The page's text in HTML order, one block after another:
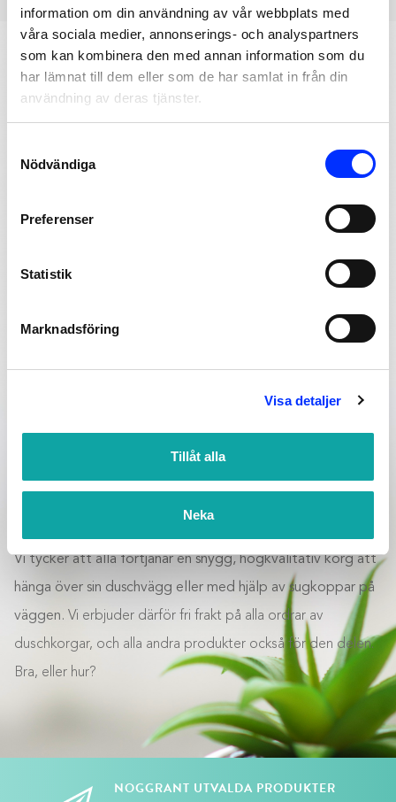
information om din användning av vår webbplats med
våra sociala medier, annonserings- och analyspartners
som kan kombinera den med annan information som du
har lämnat till dem eller som de har samlat in från din
användning av deras tjänster.
Selection
Nödvändiga
Preferenser
Statistik
Marknadsföring
Visa detaljer
Tillåt alla
Neka
VILKET DITT BEHOV AV
DUSCHKORGAR ÄN ÄR KAN VI
PÅ BADMILJÖ ERBJUDA EN
Duschkorg i ett plan eller två plan. För montering på
våra duschkorgar är tillverkade i rostfritt stål eller förkromad
Vi på Badmiljö är övertygade om att en snygg duschkorg
inte bara är väldigt praktisk att ha för förvaring inne i
duschen, men också höjer helhetsintrycket i ditt badrum.
Vi tycker att alla förtjänar en snygg, högkvalitativ korg att
hänga över sin duschvägg eller med hjälp av sugkoppar på
väggen. Vi erbjuder därför fri frakt på alla ordrar av
duschkorgar, och alla andra produkter också för den delen.
Bra, eller hur?
NOGGRANT UTVALDA PRODUKTER